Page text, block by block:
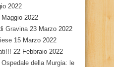
2022
Maggio 2022
Gravina 23 Marzo 2022
15 Marzo 2022
22 Febbraio 2022
della Murgia: le